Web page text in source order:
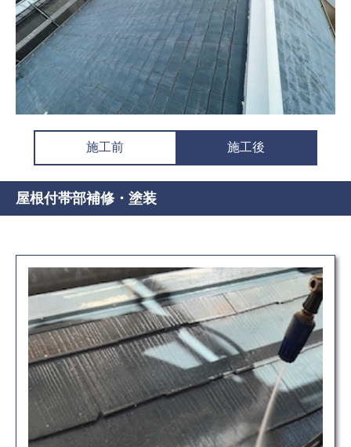
施工前 施工後
屋根付帯部補修・塗装